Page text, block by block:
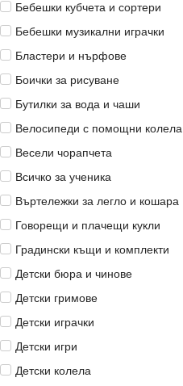
Бебешки кубчета и сортери
Бебешки музикални играчки
Бластери и нърфове
Боички за рисуване
Бутилки за вода и чаши
Велосипеди с помощни колела
Весели чорапчета
Всичко за ученика
Въртележки за легло и кошара
Говорещи и плачещи кукли
Градински къщи и комплекти
Детски бюра и чинове
Детски гримове
Детски играчки
Детски игри
Детски колела